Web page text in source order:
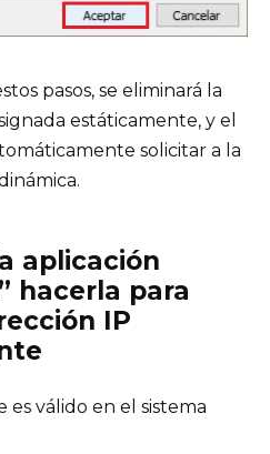
pasos, se eliminará la
estáticamente, y el
solicitar a la
aplicación
hacerla para
IP
es válido en el sistema